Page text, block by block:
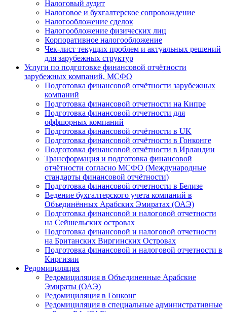
Налоговый аудит
Налоговое и бухгалтерское сопровождение
Налогообложение сделок
Налогообложение физических лиц
Корпоративное налогообложение
Чек-лист текущих проблем и актуальных решений
для зарубежных структур
Услуги по подготовке финансовой отчётности
зарубежных компаний, МСФО
Подготовка финансовой отчётности зарубежных
компаний
Подготовка финансовой отчетности на Кипре
Подготовка финансовой отчетности для
оффшорных компаний
Подготовка финансовой отчётности в UK
Подготовка финансовой отчётности в Гонконге
Подготовка финансовой отчётности в Ирландии
Трансформация и подготовка финансовой
отчётности согласно МСФО (Международные
стандарты финансовой отчётности)
Подготовка финансовой отчетности в Белизе
Ведение бухгалтерского учета компаний в
Объединённых Арабских Эмиратах (ОАЭ)
Подготовка финансовой и налоговой отчетности
на Сейшельских островах
Подготовка финансовой и налоговой отчетности
на Британских Виргинских Островах
Подготовка финансовой и налоговой отчетности в
Киргизии
Редомициляция
Редомициляция в Объединенные Арабские
Эмираты (ОАЭ)
Редомициляция в Гонконг
Редомициляция в специальные административные